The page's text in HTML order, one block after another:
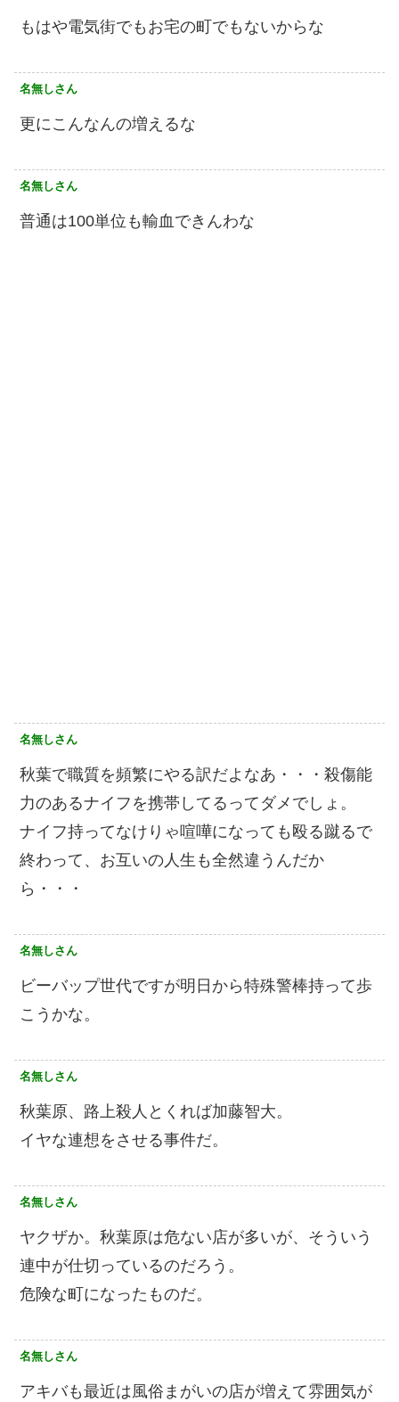
もはや電気街でもお宅の町でもないからな
名無しさん
更にこんなんの増えるな
名無しさん
普通は100単位も輸血できんわな
名無しさん
秋葉で職質を頻繁にやる訳だよなあ・・・殺傷能
力のあるナイフを携帯してるってダメでしょ。
ナイフ持ってなけりゃ喧嘩になっても殴る蹴るで
終わって、お互いの人生も全然違うんだか
ら・・・
名無しさん
ビーバップ世代ですが明日から特殊警棒持って歩
こうかな。
名無しさん
秋葉原、路上殺人とくれば加藤智大。
イヤな連想をさせる事件だ。
名無しさん
ヤクザか。秋葉原は危ない店が多いが、そういう
連中が仕切っているのだろう。
危険な町になったものだ。
名無しさん
アキバも最近は風俗まがいの店が増えて雰囲気が